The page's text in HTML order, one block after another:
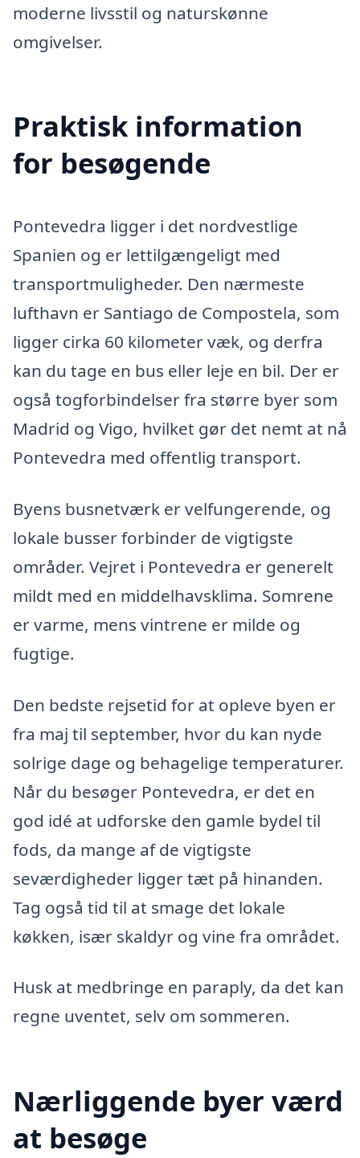
moderne livsstil og naturskønne
omgivelser.
Praktisk information
for besøgende
Pontevedra ligger i det nordvestlige
Spanien og er lettilgængeligt med
transportmuligheder. Den nærmeste
lufthavn er Santiago de Compostela, som
ligger cirka 60 kilometer væk, og derfra
kan du tage en bus eller leje en bil. Der er
også togforbindelser fra større byer som
Madrid og Vigo, hvilket gør det nemt at nå
Pontevedra med offentlig transport.
Byens busnetværk er velfungerende, og
lokale busser forbinder de vigtigste
områder. Vejret i Pontevedra er generelt
mildt med en middelhavsklima. Somrene
er varme, mens vintrene er milde og
fugtige.
Den bedste rejsetid for at opleve byen er
fra maj til september, hvor du kan nyde
solrige dage og behagelige temperaturer.
Når du besøger Pontevedra, er det en
god idé at udforske den gamle bydel til
fods, da mange af de vigtigste
seværdigheder ligger tæt på hinanden.
Tag også tid til at smage det lokale
køkken, især skaldyr og vine fra området.
Husk at medbringe en paraply, da det kan
regne uventet, selv om sommeren.
Nærliggende byer værd
at besøge